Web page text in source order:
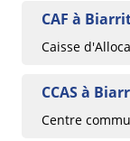
CAF à
Caisse
CCAS à
Centre